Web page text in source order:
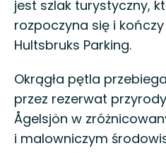
jest szlak turystyczny,
rozpoczyna się i
Hultsbruks Parking.
Okrągła pętla przebiega
przez rezerwat przyrody
Ågelsjön w
i malowniczym